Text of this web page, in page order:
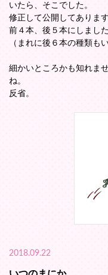
いたら、そこでした。
修正して公開してあります
前４本、後５本にしました
（まれに後６本の種類も
細かいところかも知れま
ね。
反省。
2018.09.22